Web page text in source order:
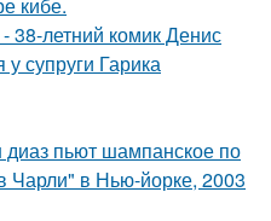
кибе.
летний комик Денис
супруги Гарика
пьют шампанское по
Чарли" в Нью-йорке, 2003